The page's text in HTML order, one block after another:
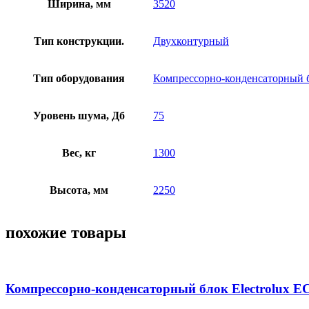
Ширина, мм 3520
Тип конструкции. Двухконтурный
Тип оборудования Компрессорно-конденсаторный
Уровень шума, Дб 75
Вес, кг 1300
Высота, мм 2250
похожие товары
Компрессорно-конденсаторный блок Electrolux